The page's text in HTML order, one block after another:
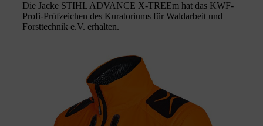
Die Jacke STIHL ADVANCE X-TREEm hat das KWF-
Profi-Prüfzeichen des Kuratoriums für Waldarbeit und
Forsttechnik e.V. erhalten.